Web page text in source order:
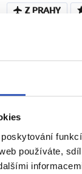
používáte,
Z PRAHY
Ubytování
New York,
čilý ruch...
Radka